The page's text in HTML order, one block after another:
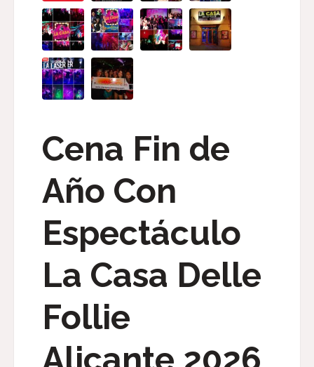
Cena Fin de
Año Con
Espectáculo
La Casa Delle
Follie